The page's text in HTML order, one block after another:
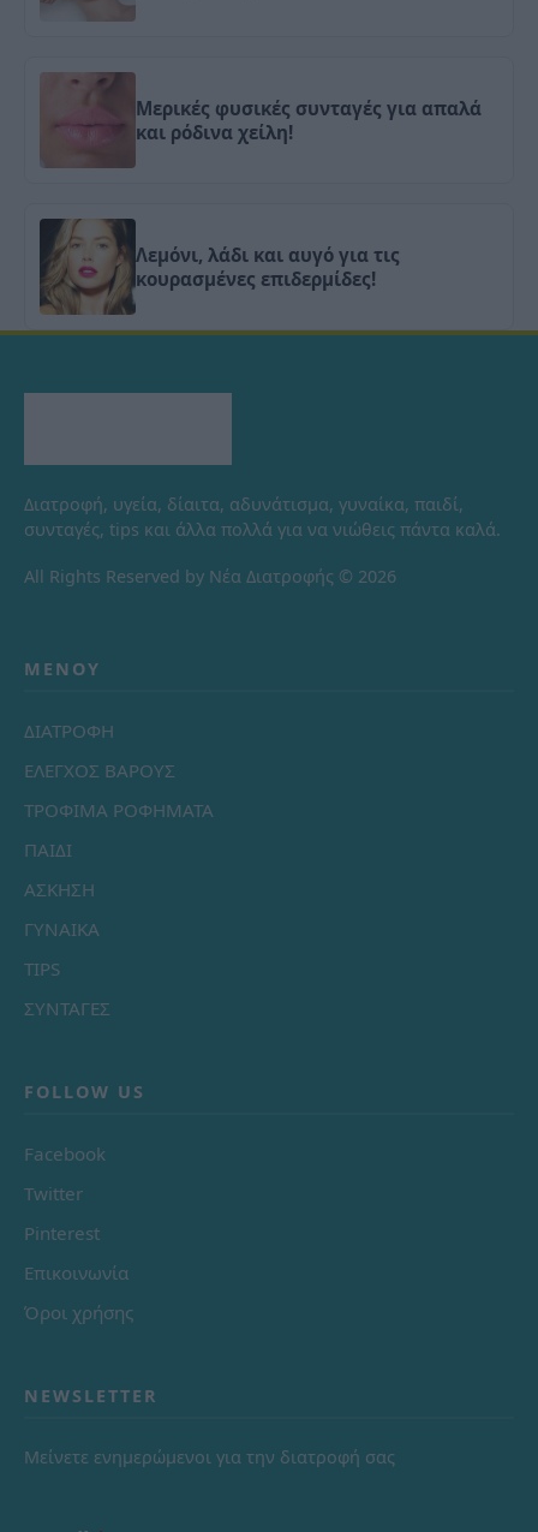
Μερικές φυσικές συνταγές για απαλά
και ρόδινα χείλη!
Λεμόνι, λάδι και αυγό για τις
κουρασμένες επιδερμίδες!
Διατροφή, υγεία, δίαιτα, αδυνάτισμα, γυναίκα, παιδί,
συνταγές, tips και άλλα πολλά για να νιώθεις πάντα καλά.
All Rights Reserved by Νέα Διατροφής © 2026
ΜΕΝΟΎ
ΔΙΑΤΡΟΦΗ
ΕΛΕΓΧΟΣ ΒΑΡΟΥΣ
ΤΡΟΦΙΜΑ ΡΟΦΗΜΑΤΑ
ΠΑΙΔΙ
ΑΣΚΗΣΗ
ΓΥΝΑΙΚΑ
TIPS
ΣΥΝΤΑΓΕΣ
FOLLOW US
Facebook
Twitter
Pinterest
Επικοινωνία
Όροι χρήσης
NEWSLETTER
Μείνετε ενημερώμενοι για την διατροφή σας